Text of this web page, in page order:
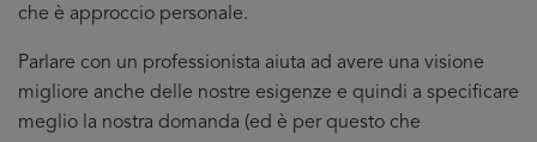
che è approccio personale.
Parlare con un professionista aiuta ad avere una visione
migliore anche delle nostre esigenze e quindi a specificare
meglio la nostra domanda (ed è per questo che